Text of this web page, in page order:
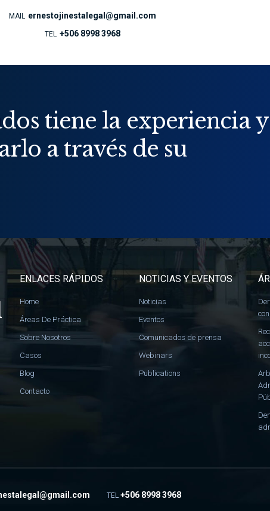
MAIL ernestojinestalegal@gmail.com
TEL +506 8998 3968
tiene la experiencia y
a través de su
ENLACES RÁPIDOS
Home
Áreas De Práctica
Sobre Nosotros
Casos
Blog
Contacto
NOTICIAS Y EVENTOS
Noticias
Eventos
Comunicados de prensa
Webinars
Publications
TEL +506 8998 3968